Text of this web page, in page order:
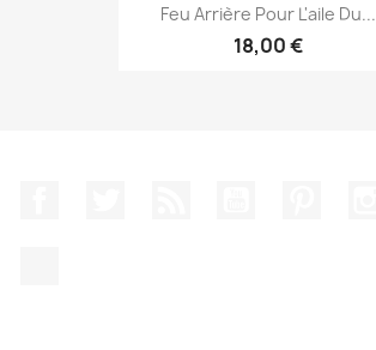
Feu Arrière Pour L'aile Du...
18,00 €